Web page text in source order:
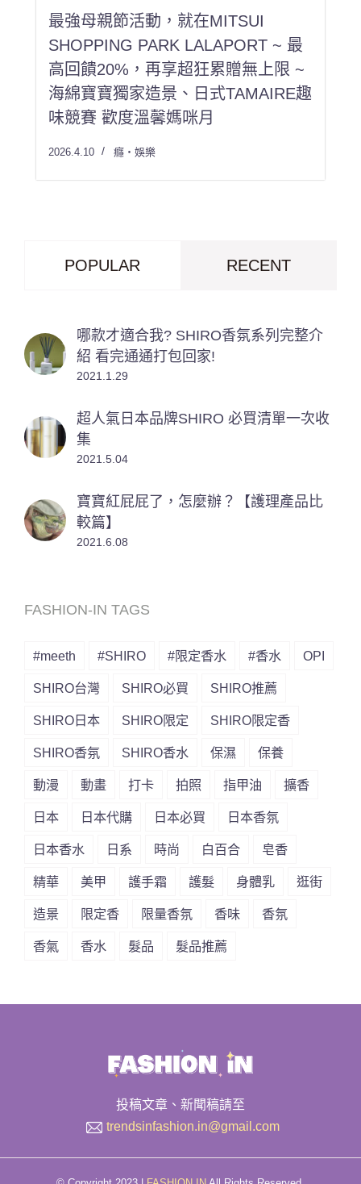
最強母親節活動，就在MITSUI
SHOPPING PARK LALAPORT ~ 最
高回饋20%，再享超狂累贈無上限 ~
海綿寶寶獨家造景、日式TAMAIRE趣
味競賽 歡度溫馨媽咪月
2026.4.10 癮・娛樂
POPULAR RECENT
哪款才適合我? SHIRO香氛系列完整介
紹 看完通通打包回家!
2021.1.29
超人氣日本品牌SHIRO 必買清單一次收
集
2021.5.04
寶寶紅屁屁了，怎麼辦？【護理產品比
較篇】
2021.6.08
FASHION-IN TAGS
#meeth #SHIRO #限定香水 #香水 OPI
SHIRO台灣 SHIRO必買 SHIRO推薦
SHIRO日本 SHIRO限定 SHIRO限定香
SHIRO香氛 SHIRO香水 保濕 保養
動漫 動畫 打卡 拍照 指甲油 擴香
日本 日本代購 日本必買 日本香氛
日本香水 日系 時尚 白百合 皂香
精華 美甲 護手霜 護髮 身體乳 逛街
造景 限定香 限量香氛 香味 香氛
香氣 香水 髮品 髮品推薦
投稿文章、新聞稿請至
trendsinfashion.in@gmail.com